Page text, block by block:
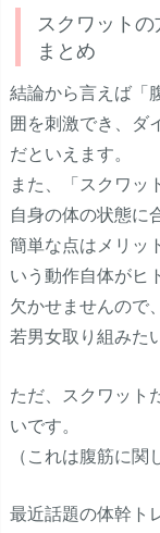
スクワット
まとめ
結論から言えば「
囲を刺激でき、ダ
だといえます。
また、「スクワッ
自身の体の状態に
簡単な点はメリッ
いう動作自体がヒ
欠かせませんので
若男女取り組みた
ただ、スクワット
いです。
（これは腹筋に関
最近話題の体幹ト